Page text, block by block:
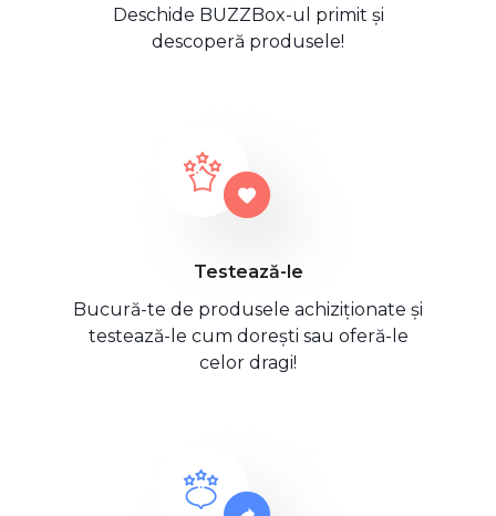
Deschide BUZZBox-ul primit și
descoperă produsele!
Testează-le
Bucură-te de produsele achiziționate și
testează-le cum dorești sau oferă-le
celor dragi!